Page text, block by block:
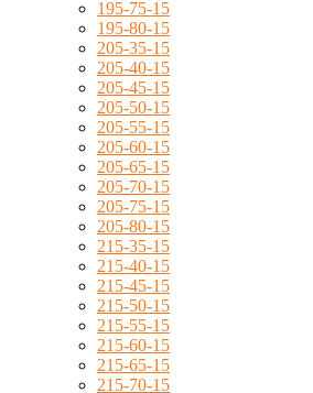
195-75-15
195-80-15
205-35-15
205-40-15
205-45-15
205-50-15
205-55-15
205-60-15
205-65-15
205-70-15
205-75-15
205-80-15
215-35-15
215-40-15
215-45-15
215-50-15
215-55-15
215-60-15
215-65-15
215-70-15